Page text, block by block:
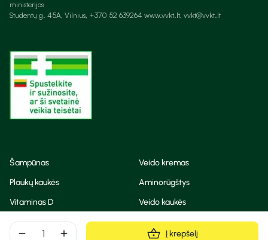
remove add Į krepšelį
ministerijos
Studentų g. 45A, Vilnius, +370 52 639264 www.vvkt.lt, vvkt@vvkt.lt
Šampūnas
Veido kremas
Plaukų kaukės
Aminorūgštys
Vitaminas D
Veido kaukės
Korėjietiška kosmetika
Eteriniai aliejai